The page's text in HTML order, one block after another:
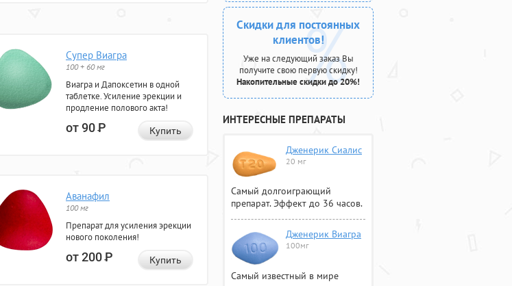
Супер Виагра
100 + 60 мг
Виагра и Дапоксетин в одной
таблетке. Усиление эрекции и
продление полового акта!
от 90Р Купить
Аванафил
100 мг
Препарат для усиления эрекции
нового поколения!
от 200Р Купить
Скидки для постоянных
клиентов!
Уже на следующий заказ Вы
получите свою первую скидку!
Накопительные скидки до 20%!
ИНТЕРЕСНЫЕ ПРЕПАРАТЫ
Дженерик Сиалис
20 мг
Самый долгоиграющий
препарат. Эффект до 36 часов.
Дженерик Виагра
100мг
Самый известный в мире